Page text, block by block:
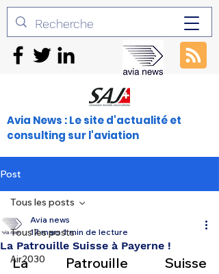
Avia News : Le site d'actualité et
consulting sur l'aviation
Post
Tous les posts
Air2030
Tous les posts
La Patrouille Suisse à Payerne !
Avia news
17 mars 1 min de lecture
La Patrouille Suisse